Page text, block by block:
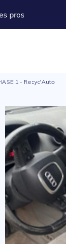
pros
1 - Recyc'Auto